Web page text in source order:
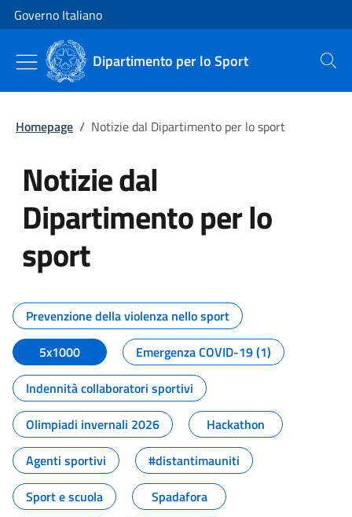
Vai al contenuto
Vai alla navigazione del sito
Governo Italiano
Dipartimento per lo Sport Cerca
Homepage / Notizie dal Dipartimento per lo sport
Notizie dal
Dipartimento per lo
sport
Tutti i contenuti della pagina
Prevenzione della violenza nello sport
5x1000
Emergenza COVID-19 (1)
Indennità collaboratori sportivi
Olimpiadi invernali 2026
Hackathon
Agenti sportivi
#distantimauniti
Sport e scuola
Spadafora